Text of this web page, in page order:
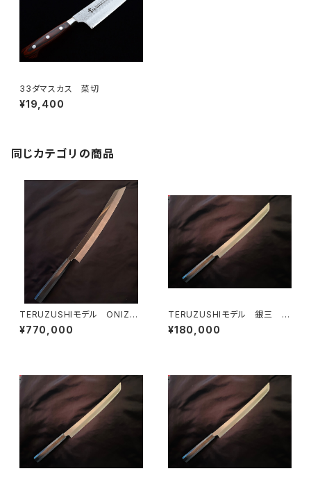
33ダマスカス 菜切
¥19,400
同じカテゴリの商品
TERUZUSHIモデル ONIZO
RI 剣型 390
¥770,000
TERUZUSHIモデル 銀三 黒
檀柄 先丸 300
¥180,000